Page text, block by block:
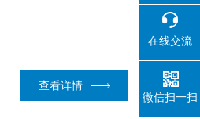
查看详情
在线交流
微信扫一扫